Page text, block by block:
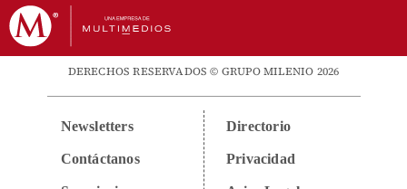
DERECHOS RESERVADOS © GRUPO MILENIO 2026
Newsletters
Contáctanos
Directorio
Privacidad